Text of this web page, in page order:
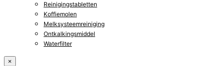
Reinigingstabletten
Koffiemolen
Melksysteemreiniging
Ontkalkingsmiddel
Waterfilter
×